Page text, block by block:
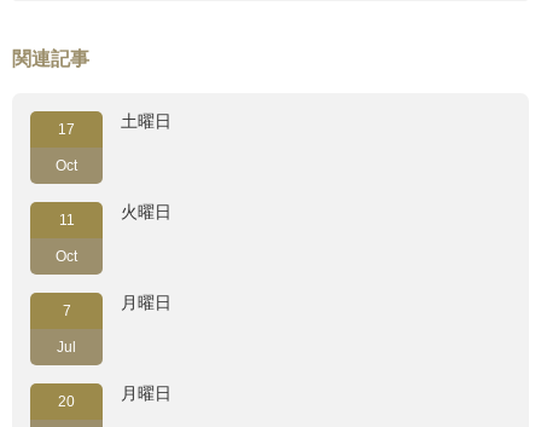
関連記事
17
Oct
土曜日
11
Oct
火曜日
7
Jul
月曜日
20 月曜日